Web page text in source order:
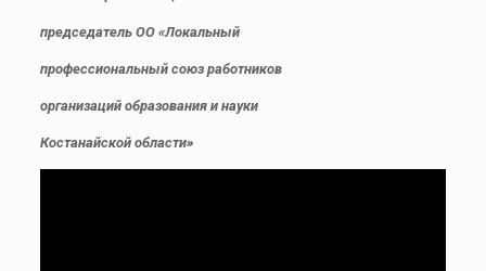
председатель ОО «Локальный
профессиональный союз работников
организаций образования и науки
Костанайской области»